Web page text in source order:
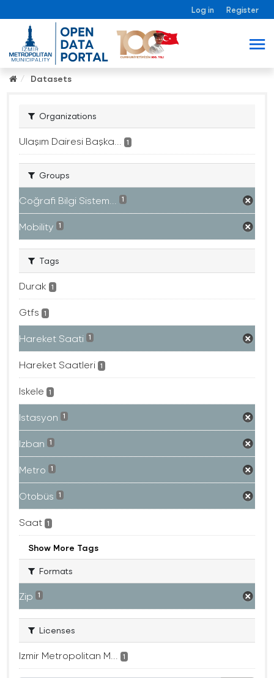
Log in Register
Datasets
Organizations
Ulaşım Dairesi Başka... 1
Groups
Coğrafi Bilgi Sistem... 1
Mobility 1
Tags
Durak 1
Gtfs 1
Hareket Saati 1
Hareket Saatleri 1
Iskele 1
Istasyon 1
Izban 1
Metro 1
Otobüs 1
Saat 1
Show More Tags
Formats
Zip 1
Licenses
Izmir Metropolitan M... 1